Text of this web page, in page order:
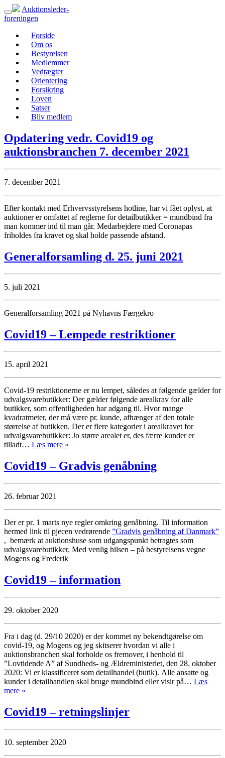
Auktionsleder-
foreningen
Forside
Om os
Bestyrelsen
Medlemmer
Vedtægter
Orientering
Forsikring
Loven
Satser
Bliv medlem
Opdatering vedr. Covid19 og
auktionsbranchen 7. december 2021
7. december 2021
Efter kontakt med Erhvervsstyrelsens hotline, har vi fået oplyst, at
auktioner er omfattet af reglerne for detailbutikker = mundbind fra
man kommer ind til man går. Medarbejdere med Coronapas
friholdes fra kravet og skal holde passende afstand.
Generalforsamling d. 25. juni 2021
5. juli 2021
Generalforsamling 2021 på Nyhavns Færgekro
Covid19 – Lempede restriktioner
15. april 2021
Covid-19 restriktionerne er nu lempet, således at følgende gælder for
udvalgsvarebutikker: Der gælder følgende arealkrav for alle
butikker, som offentligheden har adgang til. Hvor mange
kvadratmeter, der må være pr. kunde, afhænger af den totale
størrelse af butikken. Der er flere kategorier i arealkravet for
udvalgsvarebutikker: Jo større arealet er, des færre kunder er
tilladt… Læs mere »
Covid19 – Gradvis genåbning
26. februar 2021
Der er pr. 1 marts nye regler omkring genåbning. Til information
hermed link til pjecen vedrørende ”Gradvis genåbning af Danmark”
, bemærk at auktionshuse som udgangspunkt betragtes som
udvalgsvarebutikker. Med venlig hilsen – på bestyrelsens vegne
Mogens og Frederik
Covid19 – information
29. oktober 2020
Fra i dag (d. 29/10 2020) er der kommet ny bekendtgørelse om
covid-19, og Mogens og jeg skitserer hvordan vi alle i
auktionsbranchen skal forholde os fremover, i henhold til
”Lovtidende A” af Sundheds- og Ældreministeriet, den 28. oktober
2020: Vi er klassificeret som detailhandel (butik). Alle ansatte og
kunder i detailhandlen skal bruge mundbind eller visir på… Læs
mere »
Covid19 – retningslinjer
10. september 2020